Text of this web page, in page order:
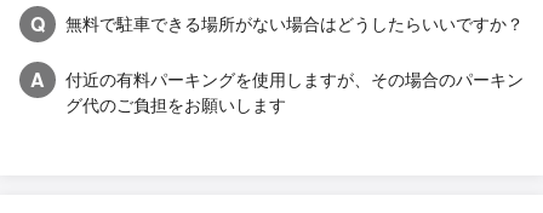
Q 無料で駐車できる場所がない場合はどうしたらいいですか？
A
付近の有料パーキングを使用しますが、その場合のパーキン
グ代のご負担をお願いします